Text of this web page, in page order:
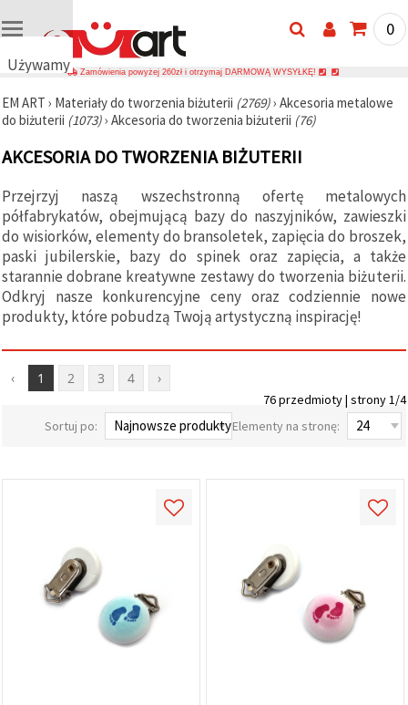
Używamy
cookie
🍪
plików
podobnych
technologii,
aby
zapewnić
prawidłowe
działanie
strony
internetowej,
poprawić
komfort
z niej oraz,
za Państwa
zgodą,
analizować
wyświetlać
reklamy,
analitycznych
marketingowych.
0
Zamówienia powyżej 260zł i otrzymaj DARMOWĄ WYSYŁKĘ!
EM ART › Materiały do tworzenia biżuterii (2769)› Akcesoria metalowe
do biżuterii (1073)› Akcesoria do tworzenia biżuterii (76)
AKCESORIA DO TWORZENIA BIŻUTERII
Przejrzyj naszą wszechstronną ofertę metalowych
półfabrykatów, obejmującą bazy do naszyjników, zawieszki
do wisiorków, elementy do bransoletek, zapięcia do broszek,
paski jubilerskie, bazy do spinek oraz zapięcia, a także
starannie dobrane kreatywne zestawy do tworzenia biżuterii.
Odkryj nasze konkurencyjne ceny oraz codziennie nowe
produkty, które pobudzą Twoją artystyczną inspirację!
‹ 1 2 3 4 ›
76 przedmioty | strony 1/4
Sortuj po:
Elementy na stronę: